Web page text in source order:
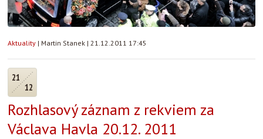
Aktuality | Martin Stanek | 21.12.2011 17:45
21
12
Rozhlasový záznam z rekviem za
Václava Havla 20.12. 2011